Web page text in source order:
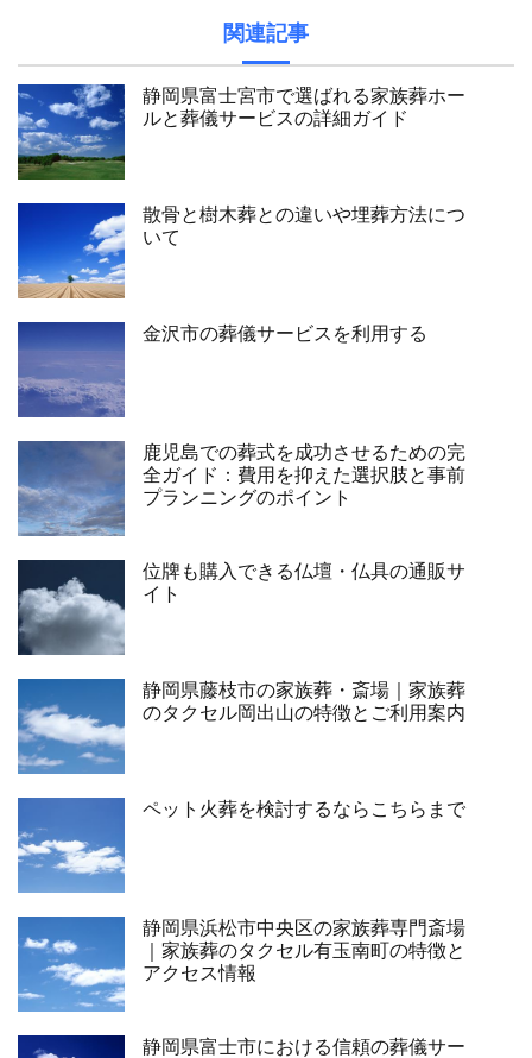
関連記事
静岡県富士宮市で選ばれる家族葬ホー
ルと葬儀サービスの詳細ガイド
散骨と樹木葬との違いや埋葬方法につ
いて
金沢市の葬儀サービスを利用する
鹿児島での葬式を成功させるための完
全ガイド：費用を抑えた選択肢と事前
プランニングのポイント
位牌も購入できる仏壇・仏具の通販サ
イト
静岡県藤枝市の家族葬・斎場｜家族葬
のタクセル岡出山の特徴とご利用案内
ペット火葬を検討するならこちらまで
静岡県浜松市中央区の家族葬専門斎場
｜家族葬のタクセル有玉南町の特徴と
アクセス情報
静岡県富士市における信頼の葬儀サー